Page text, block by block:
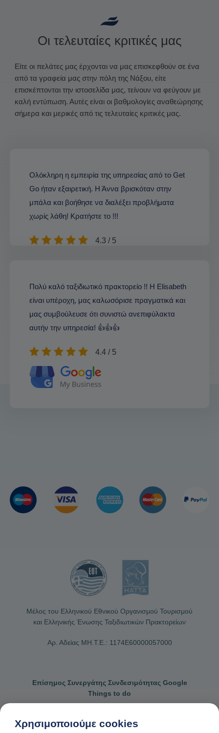
Οι τελευταίες κριτικές μας
Είτε οι πελάτες μας έρχονται να μας επισκεφθούν σε ένα
από τα γραφεία μας στην πόλη της Νάξου, είτε
επισκέπτονται την ιστοσελίδα μας, τείνουν να φεύγουν με
καλή εντύπωση. Αυτές είναι οι βαθμολογίες αναθεώρησης
σήμερα και μερικές από τις τελευταίες κριτικές μας.
Ολόκληρη η εμπειρία της υπηρεσίας από το Get
Go ήταν εξαιρετική. Η Άννα βρισκόταν στην
μπάλα και βοήθησε να διαλέξει προβλήματα
χωρίς λάθη! Κρατήστε το !!!
4.3 / 5
Πολύ καλό ταξιδιωτικό πρακτορείο !! Η Elisabeth
είναι υπέροχη, μας καλωσόρισε πραγματικά και
μας συμβούλευσε ότι συνιστώ ανεπιφύλακτα
αυτήν την υπηρεσία! 👍👍👍
4.4 / 5
Μέλος του Ελληνικού Εθνικού Οργανισμού Τουρισμού
και Ελληνικής Ένωσης Ταξιδιωτικών Πρακτορείων
Αρ. Αδείας ΜΗ.Τ.Ε.: 1174Ε60000057000
Επίσημος Συνεργάτης Συνδεσιμότητας Google
Things to do
Χρησιμοποιούμε cookies